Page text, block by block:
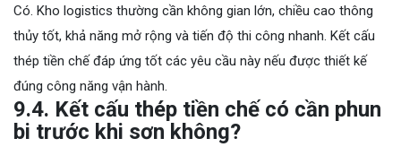
Có. Kho logistics thường cần không gian lớn, chiều cao thông
thủy tốt, khả năng mở rộng và tiến độ thi công nhanh. Kết cấu
thép tiền chế đáp ứng tốt các yêu cầu này nếu được thiết kế
đúng công năng vận hành.
9.4. Kết cấu thép tiền chế có cần phun
bi trước khi sơn không?